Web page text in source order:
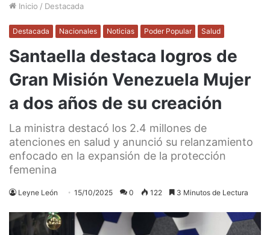
Inicio / Destacada
Destacada Nacionales Noticias Poder Popular Salud
Santaella destaca logros de
Gran Misión Venezuela Mujer
a dos años de su creación
La ministra destacó los 2.4 millones de
atenciones en salud y anunció su relanzamiento
enfocado en la expansión de la protección
femenina
Leyne León 15/10/2025 0 122 3 Minutos de Lectura